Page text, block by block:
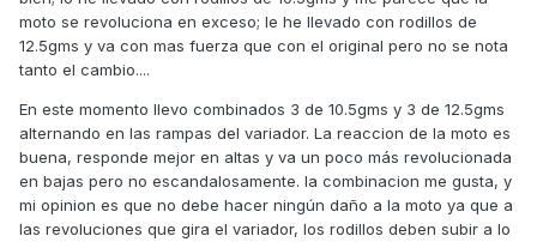
moto se revoluciona en exceso; le he llevado con rodillos de
12.5gms y va con mas fuerza que con el original pero no se nota
tanto el cambio....
En este momento llevo combinados 3 de 10.5gms y 3 de 12.5gms
alternando en las rampas del variador. La reaccion de la moto es
buena, responde mejor en altas y va un poco más revolucionada
en bajas pero no escandalosamente. la combinacion me gusta, y
mi opinion es que no debe hacer ningún daño a la moto ya que a
las revoluciones que gira el variador, los rodillos deben subir a lo